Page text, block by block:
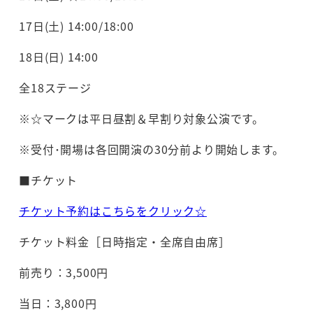
17日(土) 14:00/18:00
18日(日) 14:00
全18ステージ
※☆マークは平日昼割＆早割り対象公演です。
※受付･開場は各回開演の30分前より開始します。
■チケット
チケット予約はこちらをクリック☆
チケット料金［日時指定・全席自由席］
前売り：3,500円
当日：3,800円